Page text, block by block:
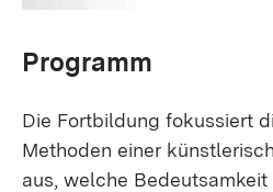
Programm
Die Fortbildung fokussiert
Methoden einer
aus, welche